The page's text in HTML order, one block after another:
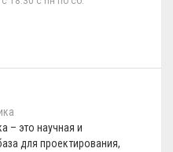
– это научная и
для проектирования,